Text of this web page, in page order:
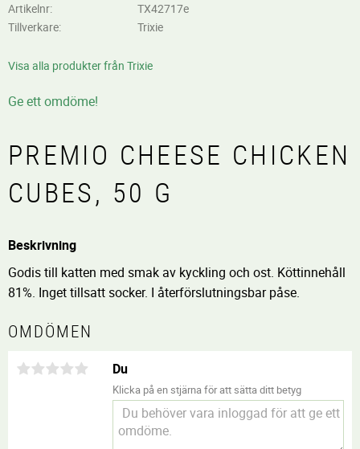
Artikelnr
TX42717e
Tillverkare
Trixie
Visa alla produkter från Trixie
Ge ett omdöme!
PREMIO CHEESE CHICKEN
CUBES, 50 G
Beskrivning
Godis till katten med smak av kyckling och ost. Köttinnehåll
81%. Inget tillsatt socker. I återförslutningsbar påse.
OMDÖMEN
Du
Klicka på en stjärna för att sätta ditt betyg